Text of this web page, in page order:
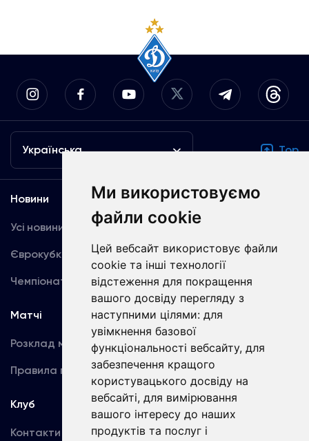
Ми використовуємо
файли cookie
Цей вебсайт використовує файли
cookie та інші технології
відстеження для покращення
вашого досвіду перегляду з
наступними цілями: для
увімкнення базової
функціональності вебсайту, для
забезпечення кращого
користувацького досвіду на
вебсайті, для вимірювання
вашого інтересу до наших
продуктів та послуг і
Українська Top
Новини
Усі новини
Єврокубки
Чемпіонат України
Медіа
Динамо TV
Фотогалерея
Акредитація
Матчі
Розклад матчів
Правила поведінки
Команда
Перша команда
U19
Клуб
Контакти